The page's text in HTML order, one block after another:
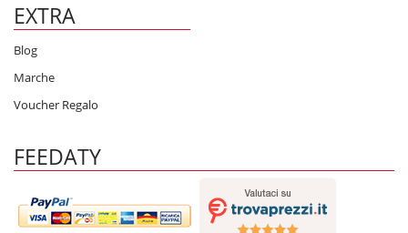
EXTRA
Blog
Marche
Voucher Regalo
FEEDATY